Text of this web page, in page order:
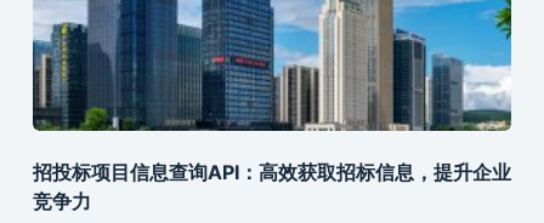
招投标项目信息查询API：高效获取招标信息，提升企业
竞争力